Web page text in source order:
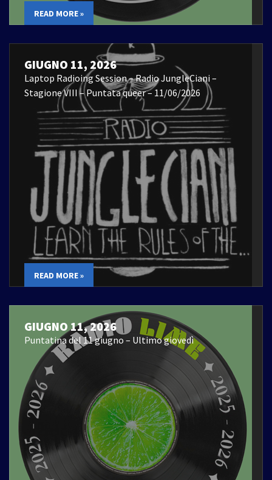
READ MORE »
GIUGNO 11, 2026
Laptop Radioing Session – Radio JungleCiani –
Stagione VIII – Puntata queer – 11/06/2026
READ MORE »
GIUGNO 11, 2026
Puntatina del 11 giugno – Ultimo giovedì